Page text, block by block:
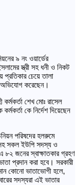
৯ নং ওয়ার্ডের
স্ত্রী সহ ধনী ও নিকট
চেয়ে তালা
অভিযোগ করেছেন।
শেখ মোঃ রাসেল
কে নির্দেশ দিয়েছেন
পরিষদের হলরুমে
সহ সকল ইউপি সদস্য ও
৮২ জনের স্বাক্ষাতকার গ্রহণ
প্রদান করা হবে। সরকারী
কোনো ভাতাভোগী হলে,
সদস্যরা এই ভাতার